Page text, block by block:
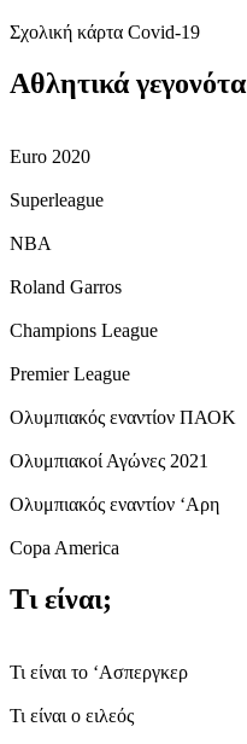
Σχολική κάρτα Covid-19
Αθλητικά γεγονότα
Euro 2020
Superleague
NBA
Roland Garros
Champions League
Premier League
Ολυμπιακός εναντίον ΠΑΟΚ
Ολυμπιακοί Αγώνες 2021
Ολυμπιακός εναντίον ‘Αρη
Copa America
Τι είναι;
Τι είναι το ‘Ασπεργκερ
Τι είναι ο ειλεός